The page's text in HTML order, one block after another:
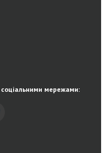
соціальними мережами: